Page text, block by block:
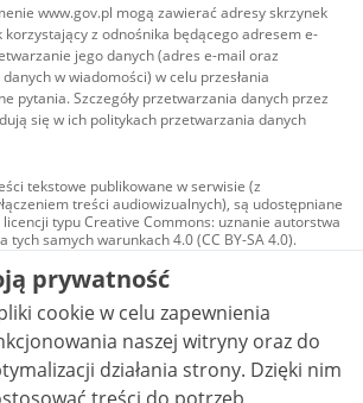
www.gov.pl mogą zawierać adresy skrzynek
korzystający z odnośnika będącego adresem e-
jego danych (adres e-mail oraz
w wiadomości) w celu przesłania
pytania. Szczegóły przetwarzania danych przez
się w ich politykach przetwarzania danych
tekstowe publikowane w serwisie (z
treści audiowizualnych), są udostępniane
licencji typu Creative Commons: uznanie autorstwa
tych samych warunkach 4.0 (CC BY-SA 4.0).
audiowizualne, w tym zdjęcia, materiały
i wideo, są udostępniane na licencji typu
Commons: uznanie autorstwa użycie
- bez utworów zależnych 4.0 (CC BY-
ND 4.0), o ile nie jest to stwierdzone inaczej.
prywatność
cookie w celu zapewnienia
naszej witryny oraz do
działania strony. Dzięki nim